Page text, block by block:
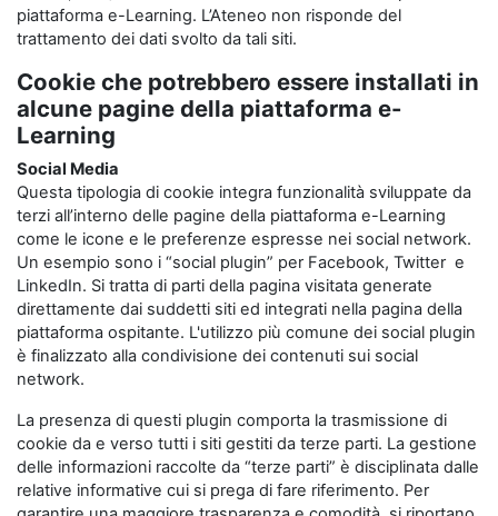
piattaforma e-Learning. L’Ateneo non risponde del
trattamento dei dati svolto da tali siti.
Cookie che potrebbero essere installati in
alcune pagine della piattaforma e-
Learning
Social Media
Questa tipologia di cookie integra funzionalità sviluppate da
terzi all’interno delle pagine della piattaforma e-Learning
come le icone e le preferenze espresse nei social network.
Un esempio sono i “social plugin” per Facebook, Twitter e
LinkedIn. Si tratta di parti della pagina visitata generate
direttamente dai suddetti siti ed integrati nella pagina della
piattaforma ospitante. L'utilizzo più comune dei social plugin
è finalizzato alla condivisione dei contenuti sui social
network.
La presenza di questi plugin comporta la trasmissione di
cookie da e verso tutti i siti gestiti da terze parti. La gestione
delle informazioni raccolte da “terze parti” è disciplinata dalle
relative informative cui si prega di fare riferimento. Per